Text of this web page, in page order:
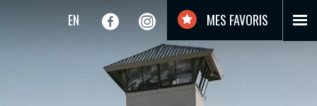
EN MES FAVORIS